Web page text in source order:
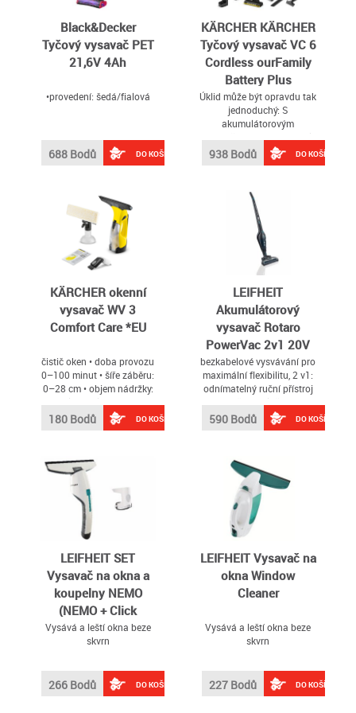
Black&Decker
Tyčový vysavač PET
21,6V 4Ah
•provedení: šedá/fialová
688 Bodů DO KOŠÍKU
KÄRCHER KÄRCHER
Tyčový vysavač VC 6
Cordless ourFamily
Battery Plus
Úklid může být opravdu tak
jednoduchý: S
akumulátorovým
vysavačem VC 6 ourFamily
se vysávání stane
skutečnou radostí
938 Bodů DO KOŠÍKU
KÄRCHER okenní
vysavač WV 3
Comfort Care *EU
čistič oken • doba provozu
0–100 minut • šíře záběru:
0–28 cm • objem nádržky:
150 ml • displej • úzká sací
tryska • koncentrát na
čištění 20 ml • škrabka na
180 Bodů DO KOŠÍKU
LEIFHEIT
Akumulátorový
vysavač Rotaro
PowerVac 2v1 20V
bezkabelové vysvávání pro
maximální flexibilitu, 2 v1:
odnímatelný ruční přístroj
se dvěma zvláštními
tryskovými nástavci pro
všestranné možnosti
odstranění hrubých
nečistot, jemného prachu a
vlasů, 20V li-ion
akumulátor pro až 40
minut v režimu Eco,
bezsáčková technologie
Cyclone s filtrem EPA,
vhodný pro všechny tvrdé
podlahy a koberce s
krátkým vlasem, 4 přední
590 Bodů DO KOŠÍKU
LEIFHEIT SET
Vysavač na okna a
koupelny NEMO
(NEMO + Click
adaptér)
Vysává a leští okna beze
skvrn
266 Bodů DO KOŠÍKU
LEIFHEIT Vysavač na
okna Window
Cleaner
Vysává a leští okna beze
skvrn
227 Bodů DO KOŠÍKU